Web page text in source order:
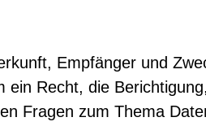
Empfänger und
ein Recht, die
Fragen zum Thema